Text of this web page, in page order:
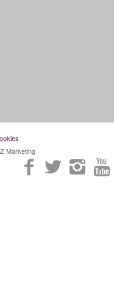
Marketing